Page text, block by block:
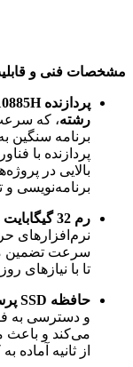
مشخصات فنی و
رشته، که
برنامه سنگین
بالایی در
برنامه‌نویسی و
رم 32 گیگابایت DDR4 با فرکانس بالا
نرم‌افزارهای
سرعت تضمین
تا با نیازهای
حافظه SSD پرسرعت 512 گیگابایت NVMe
و دسترسی به
می‌کند و باعث
از ثانیه آماده